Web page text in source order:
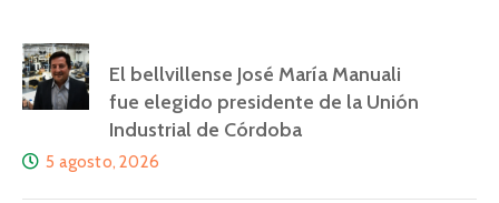
El bellvillense José María Manuali
fue elegido presidente de la Unión
Industrial de Córdoba
5 agosto, 2026